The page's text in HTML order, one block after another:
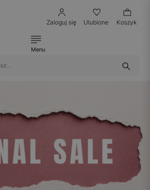
Zaloguj się Ulubione Koszyk
Menu